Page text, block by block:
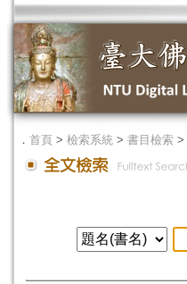
． 首頁 > 檢索系統 > 書目檢索 >